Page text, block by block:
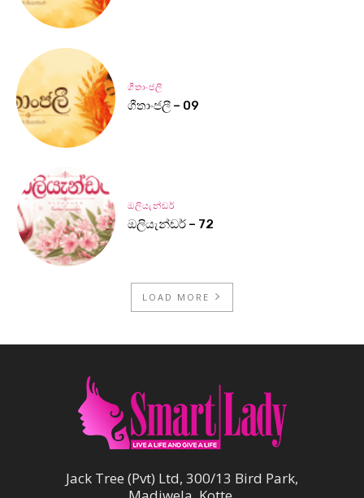
ගීතාංජලී
ගීතාංජලී – 09
ඔලියැන්ඩර්
ඔලියැන්ඩර් – 72
LOAD MORE
Jack Tree (Pvt) Ltd, 300/13 Bird Park,